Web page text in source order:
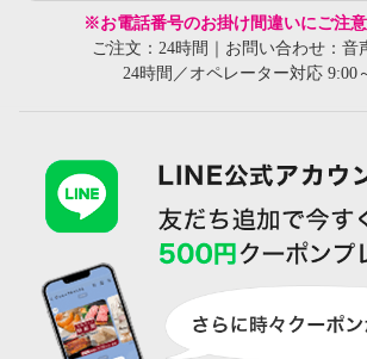
※お電話番号のお掛け間違いにご注意
ご注文：24時間｜お問い合わせ：音
24時間／オペレーター対応 9:00